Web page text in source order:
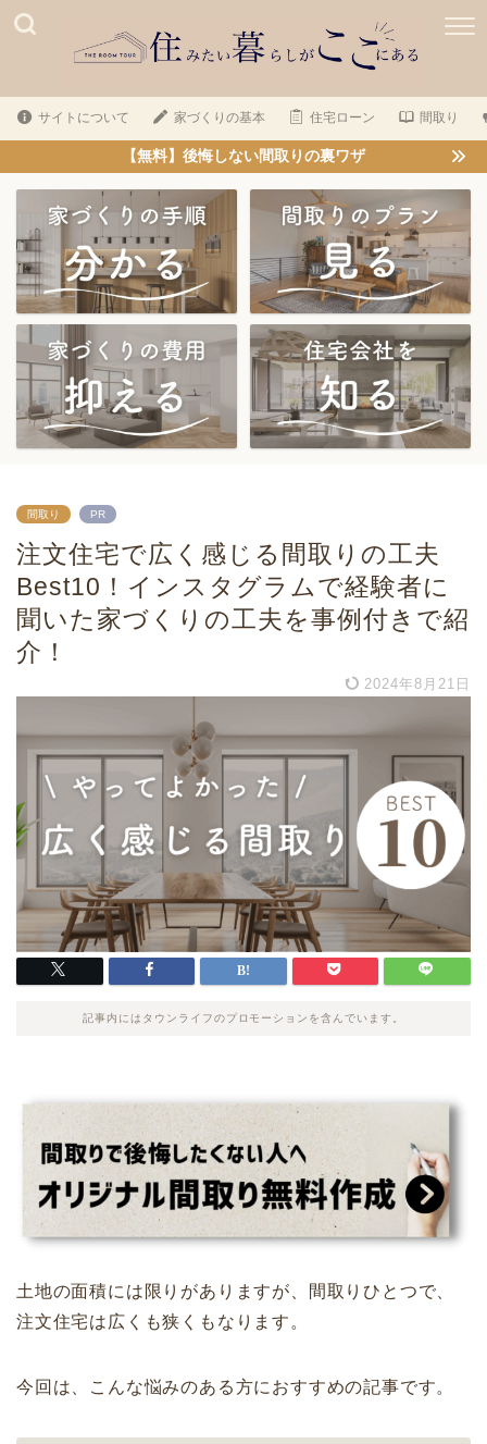
サイトについて 家づくりの基本 住宅ローン 間取り
【無料】後悔しない間取りの裏ワザ
間取り PR
注文住宅で広く感じる間取りの工夫
Best10！インスタグラムで経験者に
聞いた家づくりの工夫を事例付きで紹
介！
2024年8月21日
記事内にはタウンライフのプロモーションを含んでいます。
土地の面積には限りがありますが、間取りひとつで、
注文住宅は広くも狭くもなります。
今回は、こんな悩みのある方におすすめの記事です。